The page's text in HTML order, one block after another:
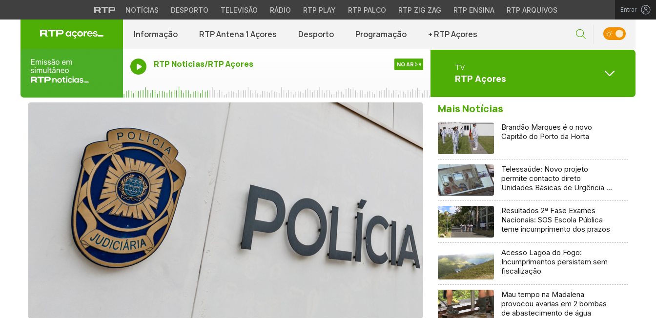
NOTÍCIAS DESPORTO TELEVISÃO RÁDIO RTP PLAY RTP PALCO RTP ZIG ZAG RTP ENSINA RTP ARQUIVOS Entrar
Informação RTP Antena 1 Açores Desporto Programação + RTP Açores
RTP Noticias/RTP Açores NO AR TV
RTP Açores
Mais Notícias
Brandão Marques é o novo
Capitão do Porto da Horta
Telessaúde: Novo projeto
permite contacto direto
Unidades Básicas de Urgência e
Resultados 2ª Fase Exames
Nacionais: SOS Escola Pública
teme incumprimento dos prazos
Acesso Lagoa do Fogo:
Incumprimentos persistem sem
fiscalização
Mau tempo na Madalena
provocou avarias em 2 bombas
de abastecimento de água